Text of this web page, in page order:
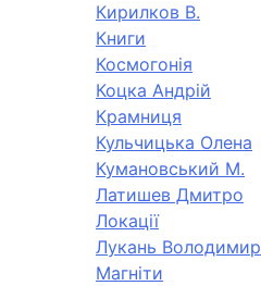
Кирилков В.
Книги
Космогонія
Коцка Андрій
Крамниця
Кульчицька Олена
Кумановський М.
Латишев Дмитро
Локації
Лукань Володимир
Магніти